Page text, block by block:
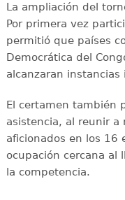
La ampliación del
Por primera vez
permitió que países
Democrática del
alcanzaran instancias
El certamen también
asistencia, al reunir
aficionados en los 16
ocupación cercana al
la competencia.